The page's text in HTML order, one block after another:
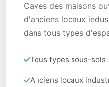
Caves des maisons
d'anciens locaux
dans tous types
Tous types sous-sols
Anciens locaux